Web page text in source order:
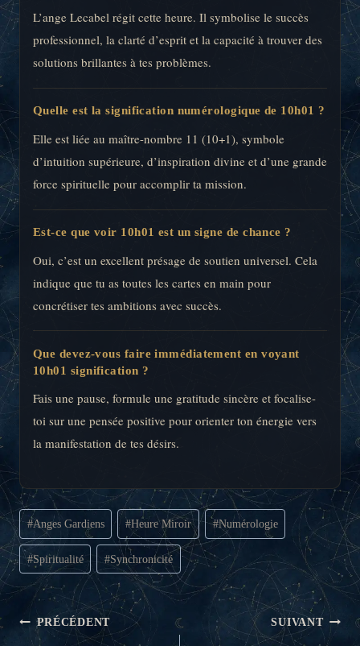
L’ange Lecabel régit cette heure. Il symbolise le succès
professionnel, la clarté d’esprit et la capacité à trouver des
solutions brillantes à tes problèmes.
Quelle est la signification numérologique de 10h01 ?
Elle est liée au maître-nombre 11 (10+1), symbole
d’intuition supérieure, d’inspiration divine et d’une grande
force spirituelle pour accomplir ta mission.
Est-ce que voir 10h01 est un signe de chance ?
Oui, c’est un excellent présage de soutien universel. Cela
indique que tu as toutes les cartes en main pour
concrétiser tes ambitions avec succès.
Que devez-vous faire immédiatement en voyant
10h01 signification ?
Fais une pause, formule une gratitude sincère et focalise-
toi sur une pensée positive pour orienter ton énergie vers
la manifestation de tes désirs.
Étiquettes
de
la
publication :
#Anges Gardiens #Heure Miroir #Numérologie
#Spiritualité #Synchronicité
NAVIGATION
PRÉCÉDENT SUIVANT